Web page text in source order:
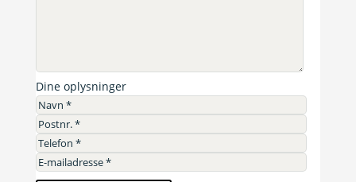
Dine oplysninger